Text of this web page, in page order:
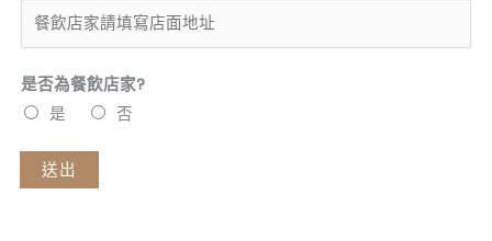
是否為餐飲店家?
是
否
送出